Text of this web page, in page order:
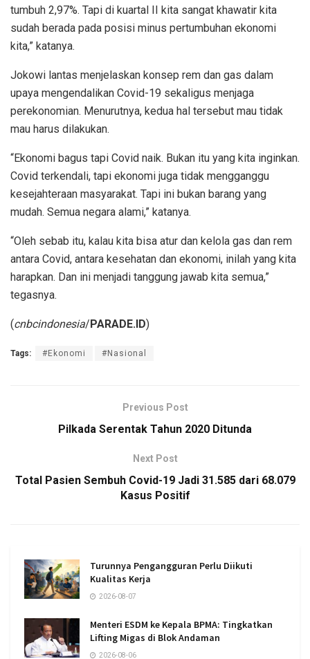
tumbuh 2,97%. Tapi di kuartal II kita sangat khawatir kita
sudah berada pada posisi minus pertumbuhan ekonomi
kita,” katanya.
Jokowi lantas menjelaskan konsep rem dan gas dalam
upaya mengendalikan Covid-19 sekaligus menjaga
perekonomian. Menurutnya, kedua hal tersebut mau tidak
mau harus dilakukan.
“Ekonomi bagus tapi Covid naik. Bukan itu yang kita inginkan.
Covid terkendali, tapi ekonomi juga tidak mengganggu
kesejahteraan masyarakat. Tapi ini bukan barang yang
mudah. Semua negara alami,” katanya.
“Oleh sebab itu, kalau kita bisa atur dan kelola gas dan rem
antara Covid, antara kesehatan dan ekonomi, inilah yang kita
harapkan. Dan ini menjadi tanggung jawab kita semua,”
tegasnya.
(cnbcindonesia/PARADE.ID)
Tags: #Ekonomi #Nasional
Previous Post
Pilkada Serentak Tahun 2020 Ditunda
Next Post
Total Pasien Sembuh Covid-19 Jadi 31.585 dari 68.079
Kasus Positif
Turunnya Pengangguran Perlu Diikuti
Kualitas Kerja
2026-08-07
Menteri ESDM ke Kepala BPMA: Tingkatkan
Lifting Migas di Blok Andaman
2026-08-06